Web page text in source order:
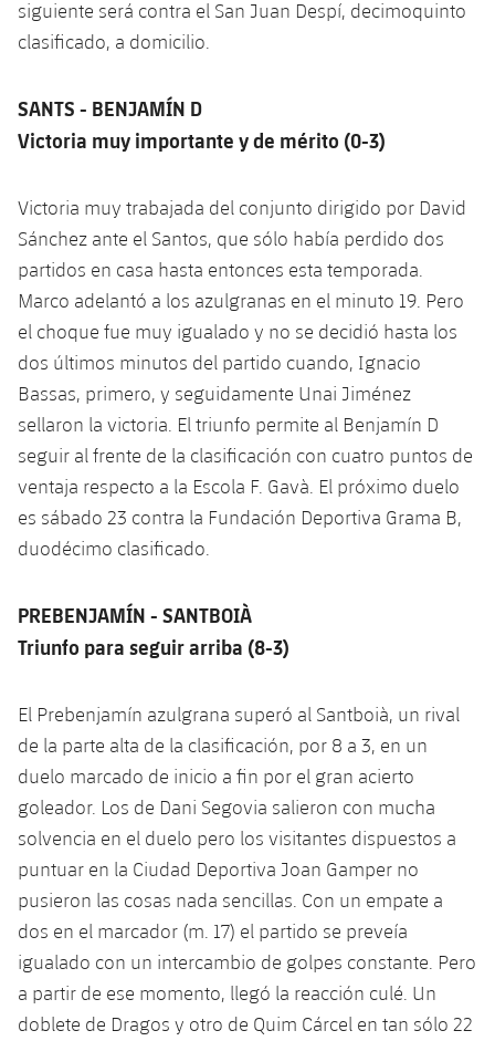
siguiente será contra el San Juan Despí, decimoquinto
clasificado, a domicilio.
SANTS - BENJAMÍN D
Victoria muy importante y de mérito (0-3)
Victoria muy trabajada del conjunto dirigido por David
Sánchez ante el Santos, que sólo había perdido dos
partidos en casa hasta entonces esta temporada.
Marco adelantó a los azulgranas en el minuto 19. Pero
el choque fue muy igualado y no se decidió hasta los
dos últimos minutos del partido cuando, Ignacio
Bassas, primero, y seguidamente Unai Jiménez
sellaron la victoria. El triunfo permite al Benjamín D
seguir al frente de la clasificación con cuatro puntos de
ventaja respecto a la Escola F. Gavà. El próximo duelo
es sábado 23 contra la Fundación Deportiva Grama B,
duodécimo clasificado.
PREBENJAMÍN - SANTBOIÀ
Triunfo para seguir arriba (8-3)
El Prebenjamín azulgrana superó al Santboià, un rival
de la parte alta de la clasificación, por 8 a 3, en un
duelo marcado de inicio a fin por el gran acierto
goleador. Los de Dani Segovia salieron con mucha
solvencia en el duelo pero los visitantes dispuestos a
puntuar en la Ciudad Deportiva Joan Gamper no
pusieron las cosas nada sencillas. Con un empate a
dos en el marcador (m. 17) el partido se preveía
igualado con un intercambio de golpes constante. Pero
a partir de ese momento, llegó la reacción culé. Un
doblete de Dragos y otro de Quim Cárcel en tan sólo 22